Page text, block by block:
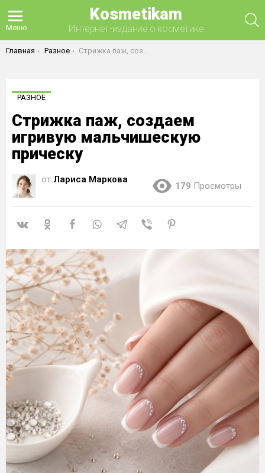
Меню
Kosmetikam
Интернет-издание о косметике
Вы здесь:
Главная Разное Стрижка паж, создаем игривую мальчишескую прическу
РАЗНОЕ
Стрижка паж, создаем
игривую мальчишескую
прическу
от Лариса Маркова
179 Просмотры